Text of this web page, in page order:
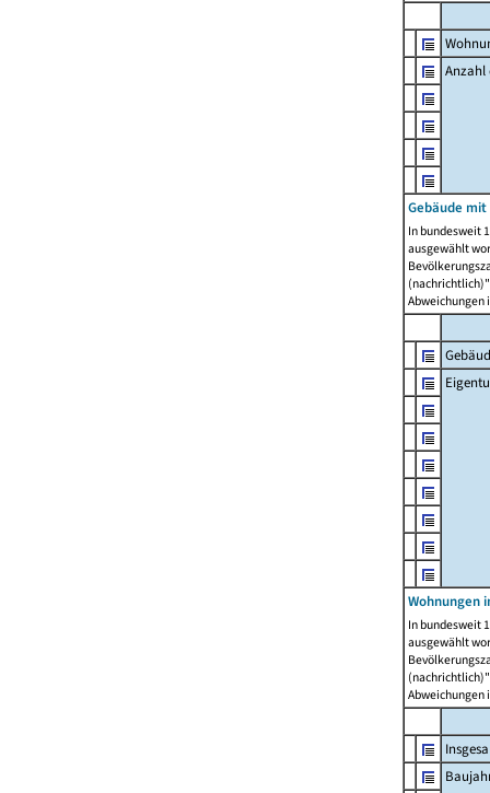
Anzahl
Gebäude
In bundesweit
ausgewählt
Abweichungen
Wohnungen
In bundesweit
ausgewählt
Abweichungen